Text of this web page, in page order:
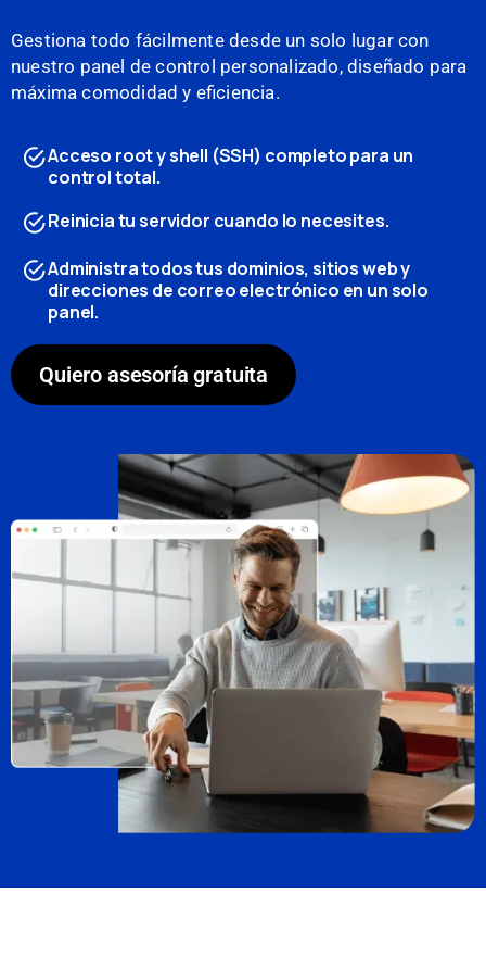
Gestiona todo fácilmente desde un solo lugar con
nuestro panel de control personalizado, diseñado para
máxima comodidad y eficiencia.
Acceso root y shell (SSH) completo para un
control total.
Reinicia tu servidor cuando lo necesites.
Administra todos tus dominios, sitios web y
direcciones de correo electrónico en un solo
panel.
Quiero asesoría gratuita